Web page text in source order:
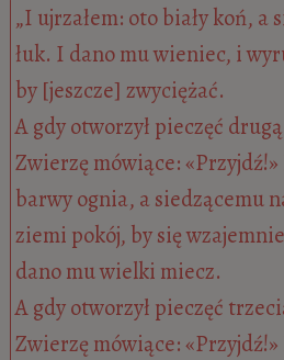
„I ujrzałem: oto biały koń, a
łuk. I dano mu wieniec, i
by [jeszcze] zwyciężać.
A gdy otworzył pieczęć
Zwierzę mówiące:
barwy ognia, a siedzącemu
ziemi pokój, by się
dano mu wielki miecz.
A gdy otworzył pieczęć
Zwierzę mówiące: